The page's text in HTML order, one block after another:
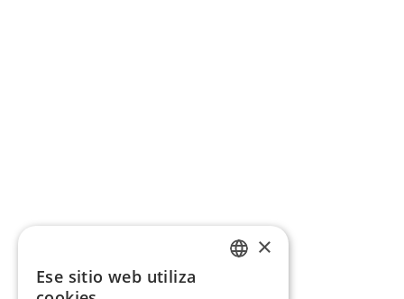
×
Ese sitio web utiliza